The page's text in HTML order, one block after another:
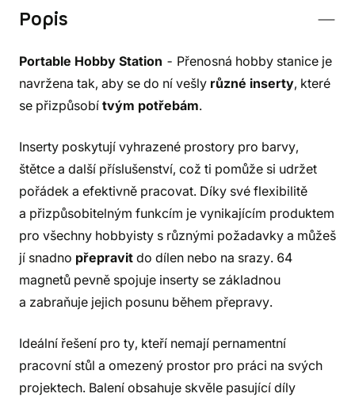
Popis
Portable Hobby Station - Přenosná hobby stanice je
navržena tak, aby se do ní vešly různé inserty, které
se přizpůsobí tvým potřebám.
Inserty poskytují vyhrazené prostory pro barvy,
štětce a další příslušenství, což ti pomůže si udržet
pořádek a efektivně pracovat. Díky své flexibilitě
a přizpůsobitelným funkcím je vynikajícím produktem
pro všechny hobbyisty s různými požadavky a můžeš
jí snadno přepravit do dílen nebo na srazy. 64
magnetů pevně spojuje inserty se základnou
a zabraňuje jejich posunu během přepravy.
Ideální řešení pro ty, kteří nemají pernamentní
pracovní stůl a omezený prostor pro práci na svých
projektech. Balení obsahuje skvěle pasující díly